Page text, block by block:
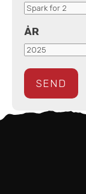
ÅR